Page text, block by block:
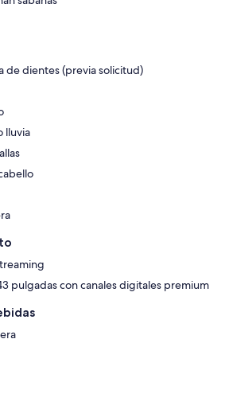
de dientes (previa solicitud)
lluvia
pulgadas con canales digitales premium